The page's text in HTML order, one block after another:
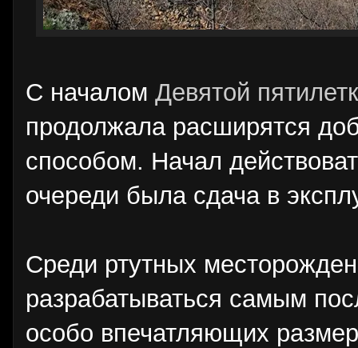
С началом Девятой
продолжала расширятся
способом. Начал
очереди была сдача в
Среди ртутных
разрабатываться самым
особо впечатляющих